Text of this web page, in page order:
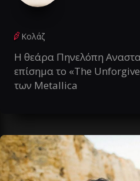
Κολάζ
Η θεάρα Πηνελόπη
επίσημα το «The
των Metallica